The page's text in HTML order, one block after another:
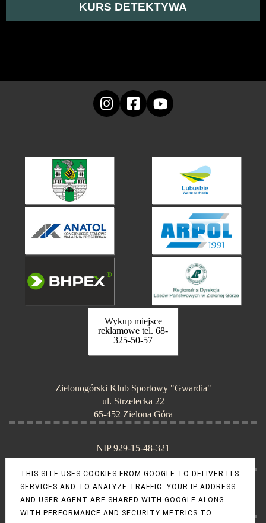
KURS DETEKTYWA
Wykup miejsce
reklamowe tel. 68-
325-50-57
Zielonogórski Klub Sportowy "Gwardia"
ul. Strzelecka 22
65-452 Zielona Góra
NIP 929-15-48-321
KRS 0000075340
tel. 68-325-50-57 (sekretariat)
e-mail: gwardiazg@o2.pl
THIS SITE USES COOKIES FROM GOOGLE TO DELIVER ITS
SERVICES AND TO ANALYZE TRAFFIC. YOUR IP ADDRESS
AND USER-AGENT ARE SHARED WITH GOOGLE ALONG
WITH PERFORMANCE AND SECURITY METRICS TO